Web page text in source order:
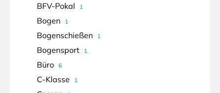
BFV-Pokal 1
Bogen 1
Bogenschießen 1
Bogensport 1
Büro 6
C-Klasse 1